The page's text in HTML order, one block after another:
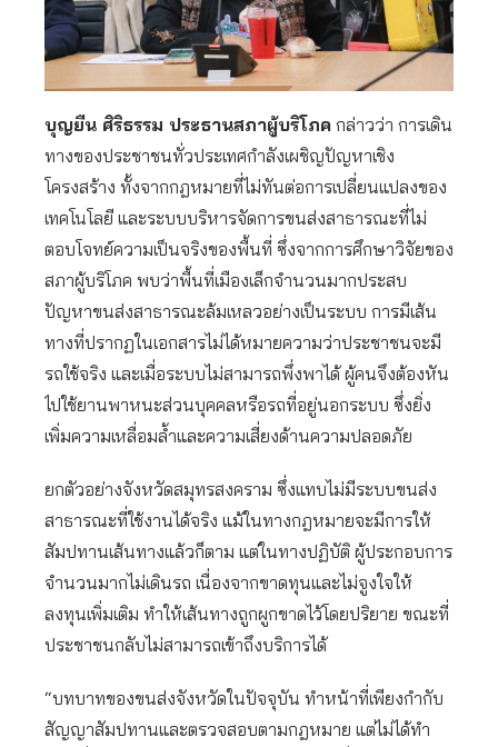
บุญยืน ศิริธรรม ประธานสภาผู้บริโภค กล่าวว่า การเดิน
ทางของประชาชนทั่วประเทศกำลังเผชิญปัญหาเชิง
โครงสร้าง ทั้งจากกฎหมายที่ไม่ทันต่อการเปลี่ยนแปลงของ
เทคโนโลยี และระบบบริหารจัดการขนส่งสาธารณะที่ไม่
ตอบโจทย์ความเป็นจริงของพื้นที่ ซึ่งจากการศึกษาวิจัยของ
สภาผู้บริโภค พบว่าพื้นที่เมืองเล็กจำนวนมากประสบ
ปัญหาขนส่งสาธารณะล้มเหลวอย่างเป็นระบบ การมีเส้น
ทางที่ปรากฏในเอกสารไม่ได้หมายความว่าประชาชนจะมี
รถใช้จริง และเมื่อระบบไม่สามารถพึ่งพาได้ ผู้คนจึงต้องหัน
ไปใช้ยานพาหนะส่วนบุคคลหรือรถที่อยู่นอกระบบ ซึ่งยิ่ง
เพิ่มความเหลื่อมล้ำและความเสี่ยงด้านความปลอดภัย
ยกตัวอย่างจังหวัดสมุทรสงคราม ซึ่งแทบไม่มีระบบขนส่ง
สาธารณะที่ใช้งานได้จริง แม้ในทางกฎหมายจะมีการให้
สัมปทานเส้นทางแล้วก็ตาม แต่ในทางปฏิบัติ ผู้ประกอบการ
จำนวนมากไม่เดินรถ เนื่องจากขาดทุนและไม่จูงใจให้
ลงทุนเพิ่มเติม ทำให้เส้นทางถูกผูกขาดไว้โดยปริยาย ขณะที่
ประชาชนกลับไม่สามารถเข้าถึงบริการได้
“บทบาทของขนส่งจังหวัดในปัจจุบัน ทำหน้าที่เพียงกำกับ
สัญญาสัมปทานและตรวจสอบตามกฎหมาย แต่ไม่ได้ทำ